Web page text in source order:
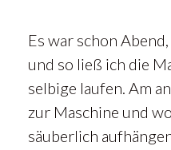
Es war schon
und so ließ ich die
selbige laufen. Am
zur Maschine und
säuberlich